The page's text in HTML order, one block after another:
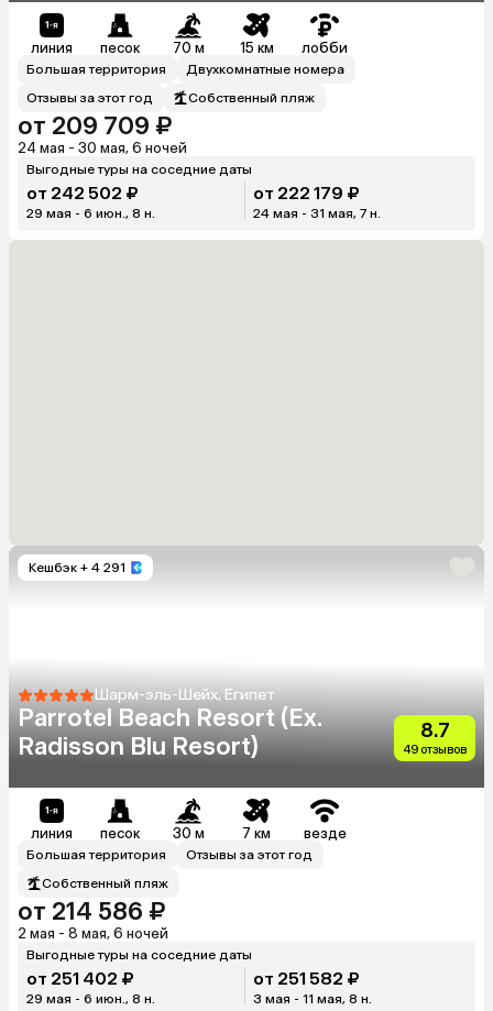
линия песок 70 м 15 км лобби
Большая территория
Двухкомнатные номера
Отзывы за этот год
Собственный пляж
от 209 709 ₽
24 мая - 30 мая, 6 ночей
Выгодные туры на соседние даты
от 242 502 ₽
29 мая - 6 июн., 8 н.
от 222 179 ₽
24 мая - 31 мая, 7 н.
Кешбэк + 4 291
Шарм-эль-Шейх, Египет
Parrotel Beach Resort (Ex.
Radisson Blu Resort)
8.7
49 отзывов
линия песок 30 м 7 км везде
Большая территория
Отзывы за этот год
Собственный пляж
от 214 586 ₽
2 мая - 8 мая, 6 ночей
Выгодные туры на соседние даты
от 251 402 ₽
29 мая - 6 июн., 8 н.
от 251 582 ₽
3 мая - 11 мая, 8 н.